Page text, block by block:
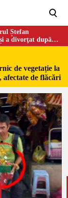
Ștefan
a divorţat după
de vegetație la
afectate de flăcări